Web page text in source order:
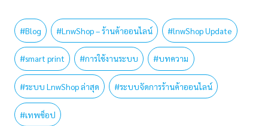
#Blog #LnwShop – ร้านค้าออนไลน์ #lnwShop Update
#smart print #การใช้งานระบบ #บทความ
#ระบบ LnwShop ล่าสุด #ระบบจัดการร้านค้าออนไลน์
#เทพช็อป